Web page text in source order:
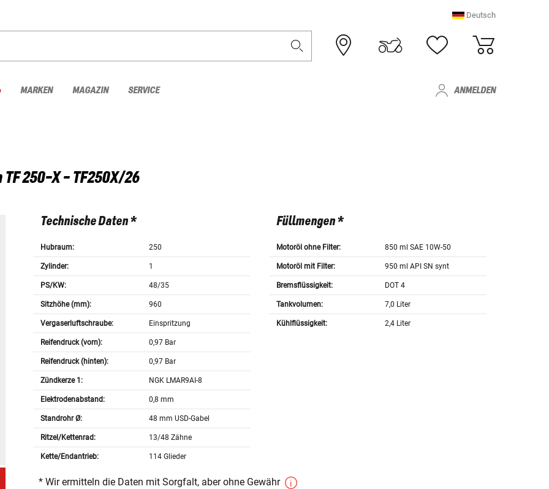
Deutsch
MARKEN MAGAZIN SERVICE ANMELDEN
TF 250-X - TF250X/26
Technische Daten *
Hubraum: 250
Zylinder: 1
PS/KW: 48/35
Sitzhöhe (mm): 960
Vergaserluftschraube: Einspritzung
Reifendruck (vorn): 0,97 Bar
Reifendruck (hinten): 0,97 Bar
Zündkerze 1: NGK LMAR9AI-8
Elektrodenabstand: 0,8 mm
Standrohr Ø: 48 mm USD-Gabel
Ritzel/Kettenrad: 13/48 Zähne
Kette/Endantrieb: 114 Glieder
Füllmengen *
Motoröl ohne Filter: 850 ml SAE 10W-50
Motoröl mit Filter: 950 ml API SN synt
Bremsflüssigkeit: DOT 4
Tankvolumen: 7,0 Liter
Kühlflüssigkeit: 2,4 Liter
* Wir ermitteln die Daten mit Sorgfalt, aber ohne Gewähr